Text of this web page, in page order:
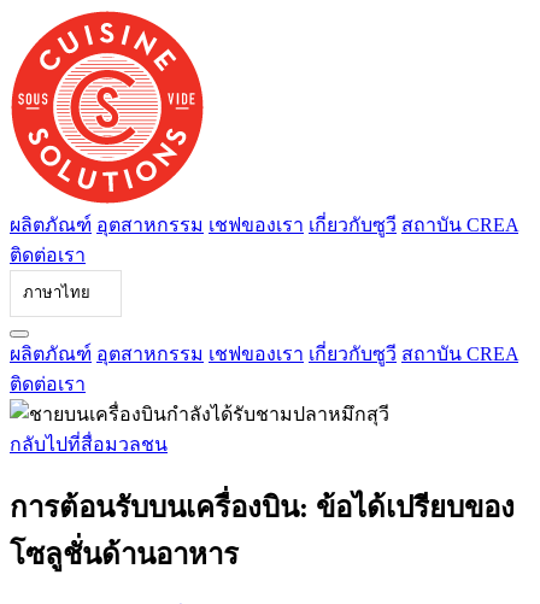
ไป
ที่
เนื้อหา
ผลิตภัณฑ์ อุตสาหกรรม เชฟของเรา เกี่ยวกับซูวี สถาบัน CREA
ติดต่อเรา
ภาษาไทย
ผลิตภัณฑ์ อุตสาหกรรม เชฟของเรา เกี่ยวกับซูวี สถาบัน CREA
ติดต่อเรา
กลับไปที่สื่อมวลชน
การต้อนรับบนเครื่องบิน: ข้อได้เปรียบของ
โซลูชั่นด้านอาหาร